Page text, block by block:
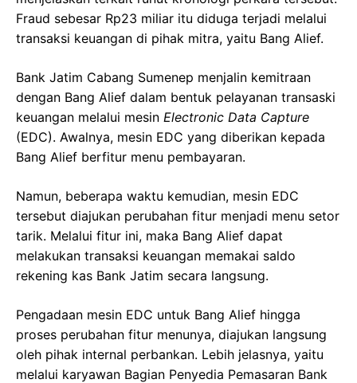
Fraud sebesar Rp23 miliar itu diduga terjadi melalui
transaksi keuangan di pihak mitra, yaitu Bang Alief.
Bank Jatim Cabang Sumenep menjalin kemitraan
dengan Bang Alief dalam bentuk pelayanan transaski
keuangan melalui mesin Electronic Data Capture
(EDC). Awalnya, mesin EDC yang diberikan kepada
Bang Alief berfitur menu pembayaran.
Namun, beberapa waktu kemudian, mesin EDC
tersebut diajukan perubahan fitur menjadi menu setor
tarik. Melalui fitur ini, maka Bang Alief dapat
melakukan transaksi keuangan memakai saldo
rekening kas Bank Jatim secara langsung.
Pengadaan mesin EDC untuk Bang Alief hingga
proses perubahan fitur menunya, diajukan langsung
oleh pihak internal perbankan. Lebih jelasnya, yaitu
melalui karyawan Bagian Penyedia Pemasaran Bank